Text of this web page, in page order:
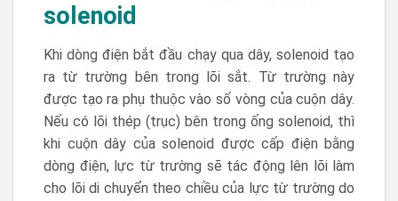
solenoid
Khi dòng điện bắt đầu chạy qua dây, solenoid tạo
ra từ trường bên trong lõi sắt. Từ trường này
được tạo ra phụ thuộc vào số vòng của cuộn dây.
Nếu có lõi thép (trục) bên trong ống solenoid, thì
khi cuộn dây của solenoid được cấp điện bằng
dòng điện, lực từ trường sẽ tác động lên lõi làm
cho lõi di chuyển theo chiều của lực từ trường do